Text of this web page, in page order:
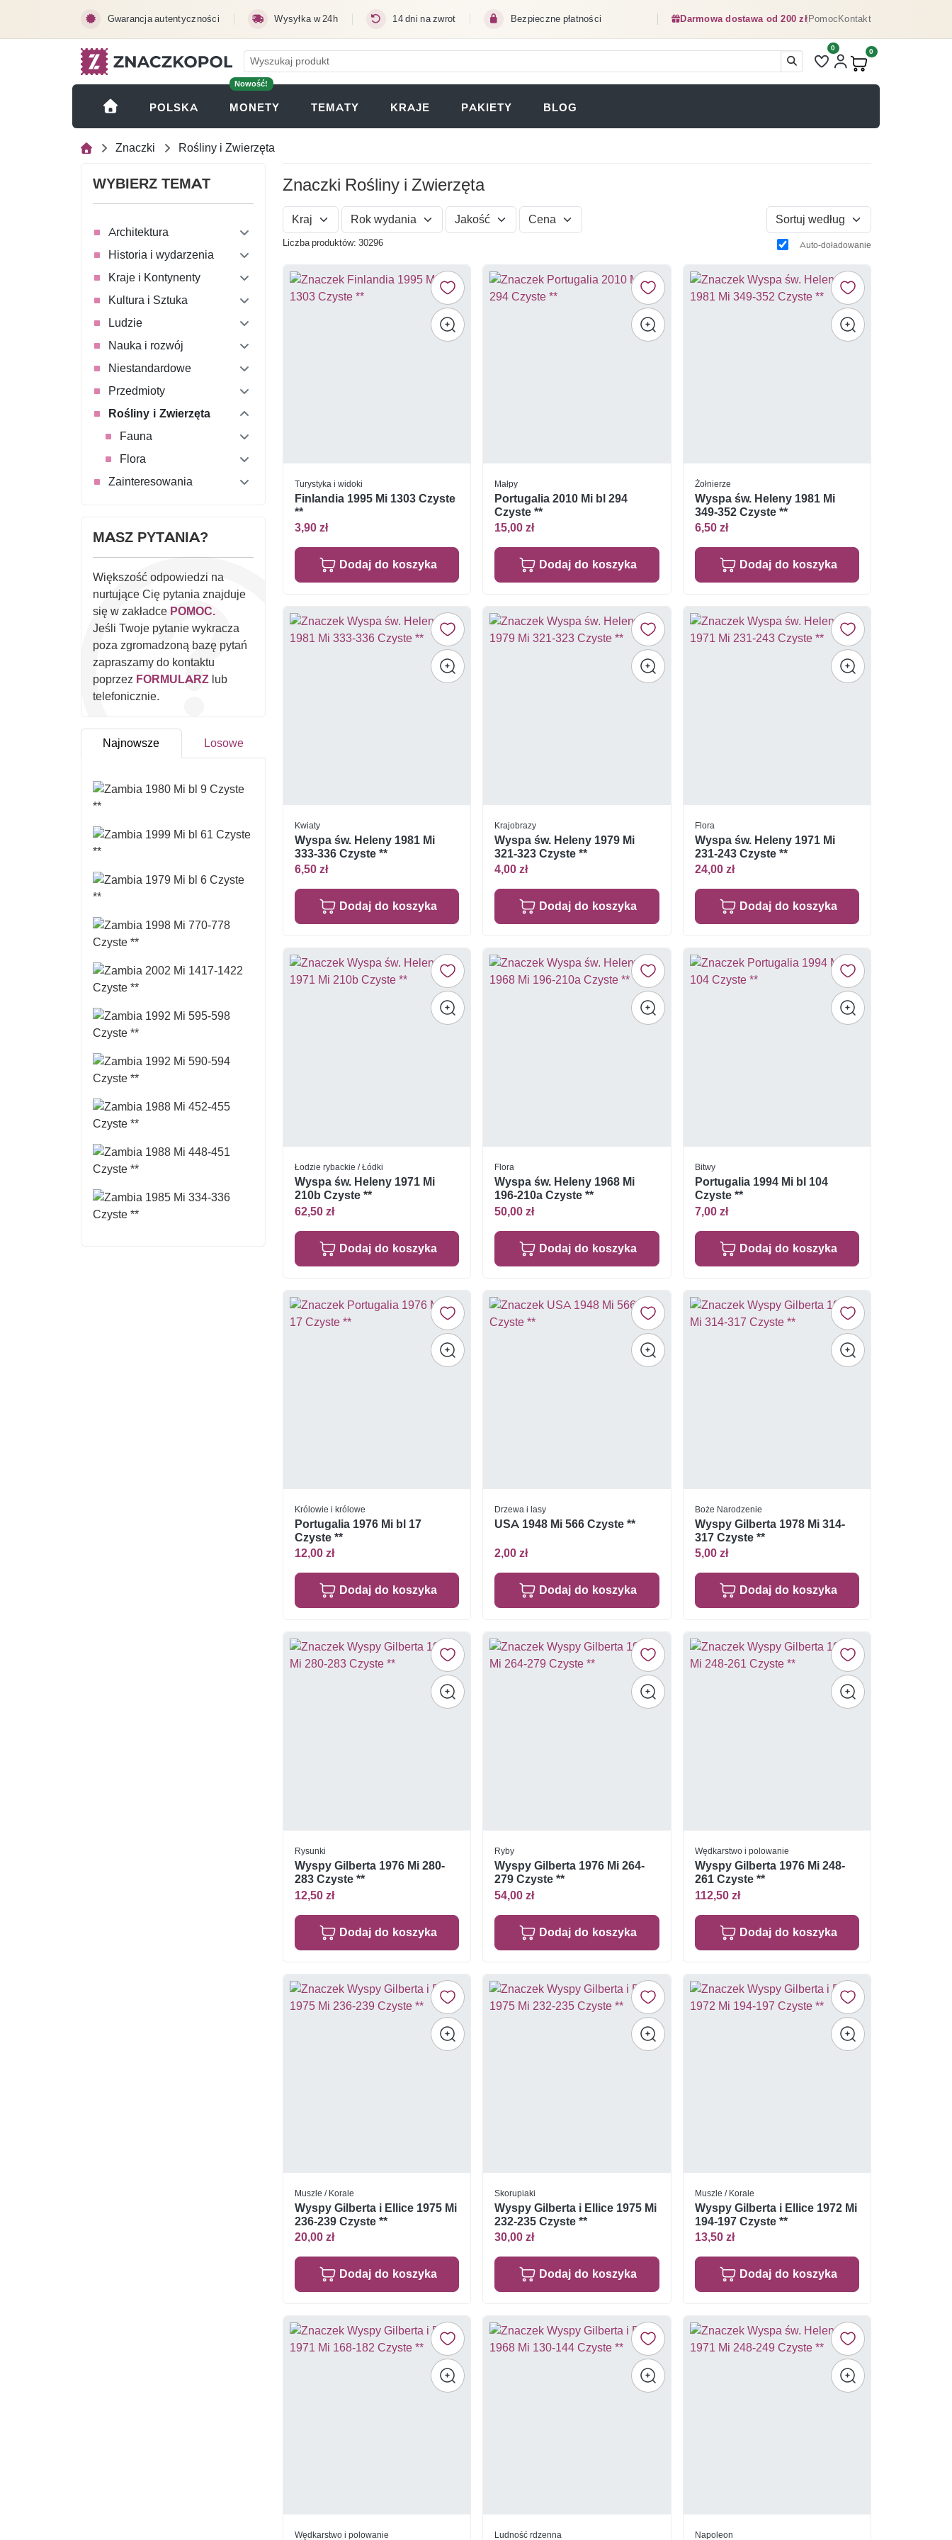
Gwarancja autentyczności Wysyłka w 24h 14 dni na zwrot Bezpieczne płatności Darmowa dostawa od 200 złPomocKontakt
Liczba pozycji na liście
0
Produkty w koszyku:
0
POLSKA
Nowość!
MONETY (OTWIERA SIĘ W NOWEJ KARCIE)
TEMATY KRAJE PAKIETY BLOG
Znaczki Rośliny i Zwierzęta
WYBIERZ TEMAT
Architektura
Historia i wydarzenia
Kraje i Kontynenty
Kultura i Sztuka
Ludzie
Nauka i rozwój
Niestandardowe
Przedmioty
Rośliny i Zwierzęta
Fauna
Flora
Zainteresowania
MASZ PYTANIA?
Większość odpowiedzi na
nurtujące Cię pytania znajduje
się w zakładce POMOC.
Jeśli Twoje pytanie wykracza
poza zgromadzoną bazę pytań
zapraszamy do kontaktu
poprzez FORMULARZ lub
telefonicznie.
Najnowsze Losowe
Znaczki Rośliny i Zwierzęta
Kraj Rok wydania Jakość Cena Sortuj według
Liczba produktów: 30296 Auto-doładowanie
Turystyka i widoki
Finlandia 1995 Mi 1303 Czyste
**
3,90 zł
Dodaj do koszyka
Małpy
Portugalia 2010 Mi bl 294
Czyste **
15,00 zł
Dodaj do koszyka
Żołnierze
Wyspa św. Heleny 1981 Mi
349-352 Czyste **
6,50 zł
Dodaj do koszyka
Kwiaty
Wyspa św. Heleny 1981 Mi
333-336 Czyste **
6,50 zł
Dodaj do koszyka
Krajobrazy
Wyspa św. Heleny 1979 Mi
321-323 Czyste **
4,00 zł
Dodaj do koszyka
Flora
Wyspa św. Heleny 1971 Mi
231-243 Czyste **
24,00 zł
Dodaj do koszyka
Łodzie rybackie / Łódki
Wyspa św. Heleny 1971 Mi
210b Czyste **
62,50 zł
Dodaj do koszyka
Flora
Wyspa św. Heleny 1968 Mi
196-210a Czyste **
50,00 zł
Dodaj do koszyka
Bitwy
Portugalia 1994 Mi bl 104
Czyste **
7,00 zł
Dodaj do koszyka
Królowie i królowe
Portugalia 1976 Mi bl 17
Czyste **
12,00 zł
Dodaj do koszyka
Drzewa i lasy
USA 1948 Mi 566 Czyste **
2,00 zł
Dodaj do koszyka
Boże Narodzenie
Wyspy Gilberta 1978 Mi 314-
317 Czyste **
5,00 zł
Dodaj do koszyka
Rysunki
Wyspy Gilberta 1976 Mi 280-
283 Czyste **
12,50 zł
Dodaj do koszyka
Ryby
Wyspy Gilberta 1976 Mi 264-
279 Czyste **
54,00 zł
Dodaj do koszyka
Wędkarstwo i polowanie
Wyspy Gilberta 1976 Mi 248-
261 Czyste **
112,50 zł
Dodaj do koszyka
Muszle / Korale
Wyspy Gilberta i Ellice 1975 Mi
236-239 Czyste **
20,00 zł
Dodaj do koszyka
Skorupiaki
Wyspy Gilberta i Ellice 1975 Mi
232-235 Czyste **
30,00 zł
Dodaj do koszyka
Muszle / Korale
Wyspy Gilberta i Ellice 1972 Mi
194-197 Czyste **
13,50 zł
Dodaj do koszyka
Wędkarstwo i polowanie Ludność rdzenna Napoleon